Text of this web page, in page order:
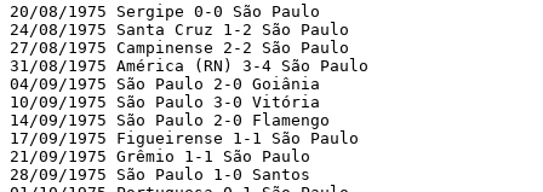
20/08/1975 Sergipe 0-0 São Paulo
24/08/1975 Santa Cruz 1-2 São Paulo
27/08/1975 Campinense 2-2 São Paulo
31/08/1975 América (RN) 3-4 São Paulo
04/09/1975 São Paulo 2-0 Goiânia
10/09/1975 São Paulo 3-0 Vitória
14/09/1975 São Paulo 2-0 Flamengo
17/09/1975 Figueirense 1-1 São Paulo
21/09/1975 Grêmio 1-1 São Paulo
28/09/1975 São Paulo 1-0 Santos